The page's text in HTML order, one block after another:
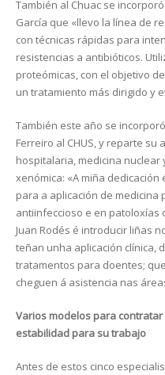
También al Chuac se
García que «llevo la línea de
con técnicas rápidas para
resistencias a antibióticos.
proteómicas, con el objetivo
un tratamiento más dirigido y
También este año se
Ferreiro al CHUS, y reparte
hospitalaria, medicina nuclear
xenómica: «A miña
para a aplicación de medicina
antiinfeccioso e en patoloxías
Juan Rodés é introducir liñas
teñan unha aplicación clínica,
tratamentos para doentes;
cheguen á asistencia nas
Varios modelos para
estabilidad para su trabajo
Antes de estos cinco